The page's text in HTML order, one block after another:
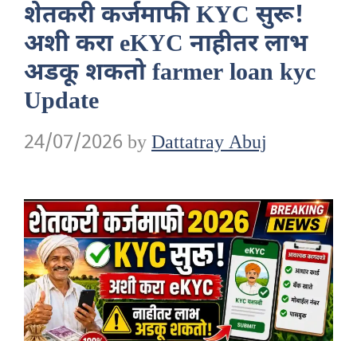
शेतकरी कर्जमाफी KYC सुरू!
अशी करा eKYC नाहीतर लाभ
अडकू शकतो farmer loan kyc
Update
24/07/2026 byDattatray Abuj